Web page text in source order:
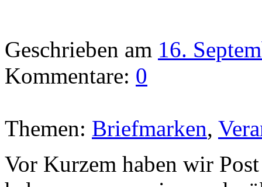
Geschrieben am 16.
Kommentare: 0
Themen: Briefmarken,
Vor Kurzem haben wir